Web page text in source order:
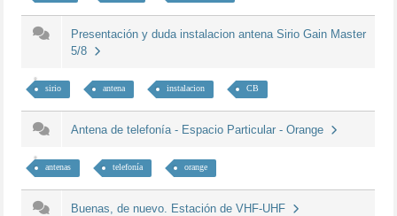
Presentación y duda instalacion antena Sirio Gain Master
5/8
sirio antena instalacion CB
Antena de telefonía - Espacio Particular - Orange
antenas telefonía orange
Buenas, de nuevo. Estación de VHF-UHF